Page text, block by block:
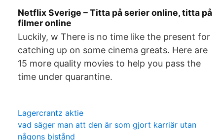
Netflix Sverige – Titta på serier online, titta på
filmer online
Luckily, w There is no time like the present for
catching up on some cinema greats. Here are
15 more quality movies to help you pass the
time under quarantine.
Lagercrantz aktie
vad säger man att den är som gjort karriär utan
någons bistånd